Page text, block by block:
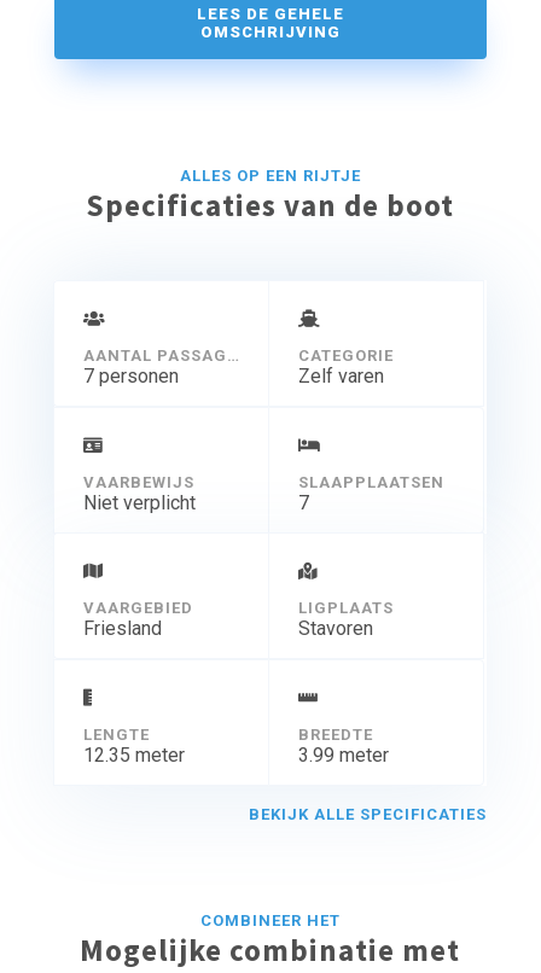
ausgetauscht. Das Boot war für die Ausbildung extrem
gut ausgerüstet. Die Rettungsinsel ist neu.
LEES DE GEHELE
OMSCHRIJVING
ALLES OP EEN RIJTJE
Specificaties van de boot
AANTAL PASSAGIERS
7 personen
CATEGORIE
Zelf varen
VAARBEWIJS
Niet verplicht
SLAAPPLAATSEN
7
VAARGEBIED
Friesland
LIGPLAATS
Stavoren
LENGTE
12.35 meter
BREEDTE
3.99 meter
BEKIJK ALLE SPECIFICATIES
COMBINEER HET
Mogelijke combinatie met